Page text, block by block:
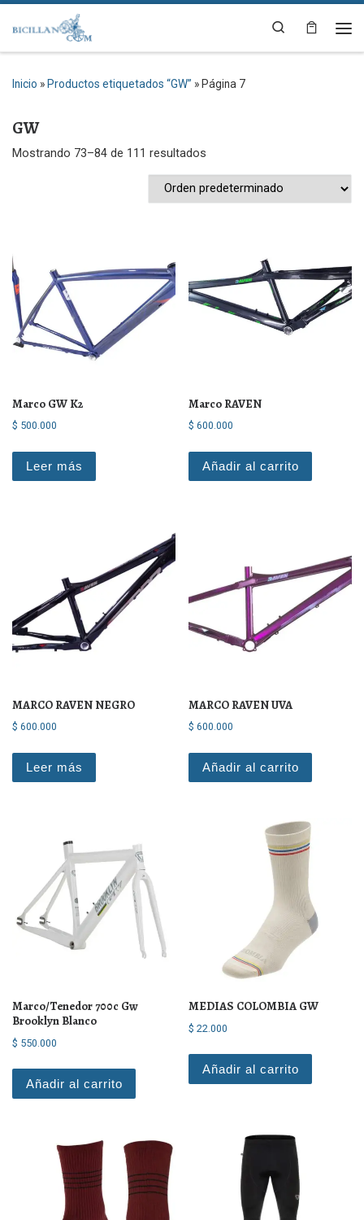
Saltar al contenido
Search
Inicio » Productos etiquetados “GW” » Página 7
GW
Mostrando 73–84 de 111 resultados
Marco GW K2
$ 500.000
Leer más
Marco RAVEN
$ 600.000
Añadir al carrito
MARCO RAVEN NEGRO
$ 600.000
Leer más
MARCO RAVEN UVA
$ 600.000
Añadir al carrito
Marco/Tenedor 700c Gw
Brooklyn Blanco
$ 550.000
Añadir al carrito
MEDIAS COLOMBIA GW
$ 22.000
Añadir al carrito